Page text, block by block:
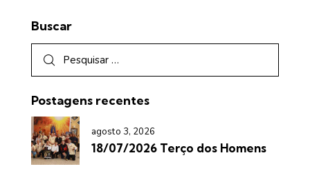
Buscar
Postagens recentes
agosto 3, 2026
18/07/2026 Terço dos Homens